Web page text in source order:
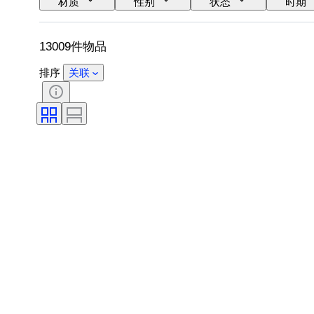
时代
电力储备 报时
13009件物品
排序 关联